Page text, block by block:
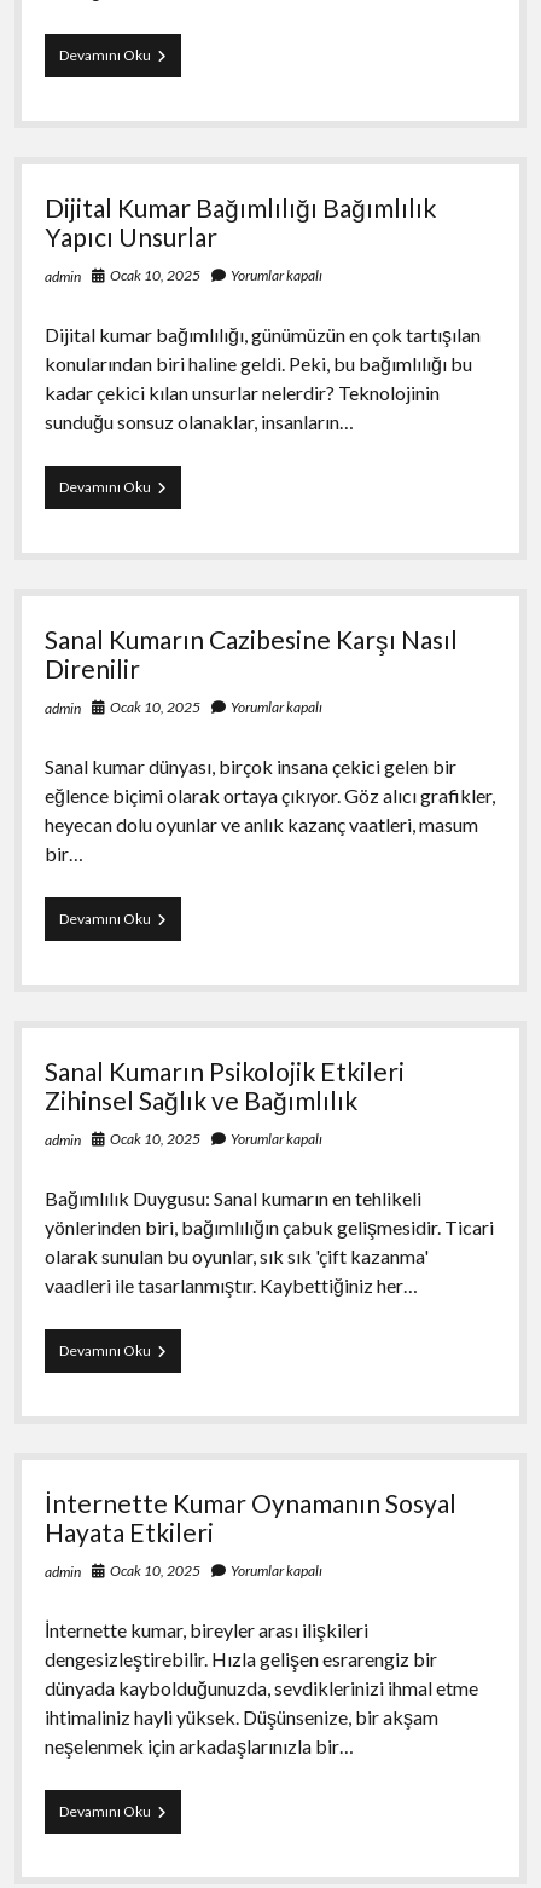
Devamını OkuDijital
Kumar
Mücadelede
Adımlar
Dijital Kumar Bağımlılığı Bağımlılık
Yapıcı Unsurlar
admin Ocak 10, 2025 Yorumlar kapalı
Dijital kumar bağımlılığı, günümüzün en çok tartışılan
konularından biri haline geldi. Peki, bu bağımlılığı bu
kadar çekici kılan unsurlar nelerdir? Teknolojinin
sunduğu sonsuz olanaklar, insanların…
Devamını OkuDijital
Kumar
Bağımlılık
Unsurlar
Sanal Kumarın Cazibesine Karşı Nasıl
Direnilir
admin Ocak 10, 2025 Yorumlar kapalı
Sanal kumar dünyası, birçok insana çekici gelen bir
eğlence biçimi olarak ortaya çıkıyor. Göz alıcı grafikler,
heyecan dolu oyunlar ve anlık kazanç vaatleri, masum
bir…
Devamını OkuSanal
Kumarın
Karşı
Direnilir
Sanal Kumarın Psikolojik Etkileri
Zihinsel Sağlık ve Bağımlılık
admin Ocak 10, 2025 Yorumlar kapalı
Bağımlılık Duygusu: Sanal kumarın en tehlikeli
yönlerinden biri, bağımlılığın çabuk gelişmesidir. Ticari
olarak sunulan bu oyunlar, sık sık 'çift kazanma'
vaadleri ile tasarlanmıştır. Kaybettiğiniz her…
Devamını OkuSanal
Kumarın
Etkileri
Sağlık
Bağımlılık
İnternette Kumar Oynamanın Sosyal
Hayata Etkileri
admin Ocak 10, 2025 Yorumlar kapalı
İnternette kumar, bireyler arası ilişkileri
dengesizleştirebilir. Hızla gelişen esrarengiz bir
dünyada kaybolduğunuzda, sevdiklerinizi ihmal etme
ihtimaliniz hayli yüksek. Düşünsenize, bir akşam
neşelenmek için arkadaşlarınızla bir…
Devamını Okuİnternette
Kumar
Sosyal